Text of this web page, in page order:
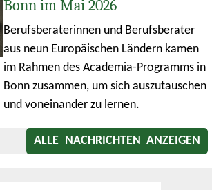
Bonn im Mai 2026
Berufsberaterinnen und Berufsberater
aus neun Europäischen Ländern kamen
im Rahmen des Academia-Programms in
Bonn zusammen, um sich auszutauschen
und voneinander zu lernen.
ALLE NACHRICHTEN ANZEIGEN